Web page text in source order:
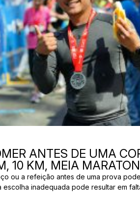
ANTES DE UMA
10 KM, MEIA
ou a refeição antes de uma prova
escolha inadequada pode resultar em